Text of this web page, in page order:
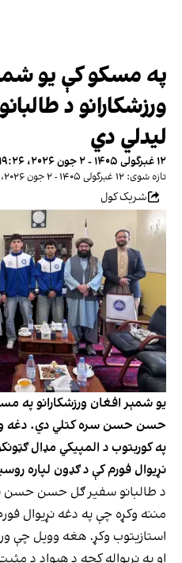
په مسکو کې یو
ورزشکارانو د
لیدلي دي
۱۲ غبرگولی ۱۴۰۵ - ۲ جون ۲۰۲۶، ۱۹:۲۶ GMT+۱
تازه شوی: ۱۲ غبرگولی ۱۴۰۵ - ۲ جون ۲۰۲۶، ۲۱:۱۷ GMT+۱
شریک کول
یو شمېر افغان ورزشکارانو په
حسن حسن سره کتلي دي. دغه
په کوربتوب د المپیکي مډال
نړیوال فورم کې د ګډون لپاره
د طالبانو سفیر ګل حسن حسن
مننه وکړه چې په دغه نړیوال
استازیتوب وکړ. هغه وویل چې
او په نړیواله کچه د هېواد د